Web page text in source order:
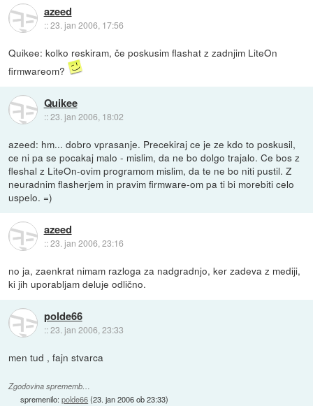
azeed
::23. jan 2006, 17:56
Quikee: kolko reskiram, če poskusim flashat z zadnjim LiteOn
firmwareom?
Quikee
::23. jan 2006, 18:02
azeed: hm... dobro vprasanje. Precekiraj ce je ze kdo to poskusil,
ce ni pa se pocakaj malo - mislim, da ne bo dolgo trajalo. Ce bos z
fleshal z LiteOn-ovim programom mislim, da te ne bo niti pustil. Z
neuradnim flasherjem in pravim firmware-om pa ti bi morebiti celo
uspelo. =)
azeed
::23. jan 2006, 23:16
no ja, zaenkrat nimam razloga za nadgradnjo, ker zadeva z mediji,
ki jih uporabljam deluje odlično.
polde66
::23. jan 2006, 23:33
men tud , fajn stvarca
Zgodovina sprememb…
spremenilo:polde66(23. jan 2006 ob 23:33)